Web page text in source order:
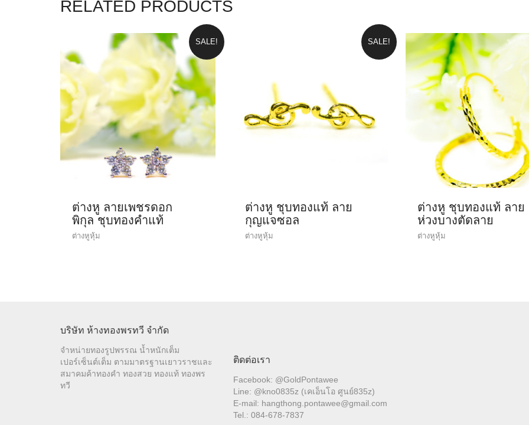
RELATED PRODUCTS
SALE!
ต่างหู ลายเพชรดอก
พิกุล ชุบทองคำแท้
SALE!
ต่างหู ชุบทองแท้ ลาย
กุญแจซอล
ต่างหู ชุบทองแท้ ลาย
ห่วงบางตัดลาย
บริษัท ห้างทองพรทวี จำกัด
จำหน่ายทองรูปพรรณ น้ำหนักเต็ม
เปอร์เซ็นต์เต็ม ตามมาตรฐานเยาวราชและ
ติดต่อเรา
Facebook: @GoldPontawee
Line: @kno0835z (เคเอ็นโอ ศูนย์835z)